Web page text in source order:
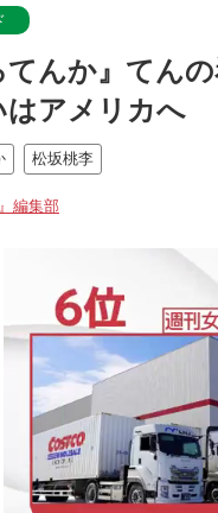
てんか』てん
はアメリカへ
松坂桃李
編集部